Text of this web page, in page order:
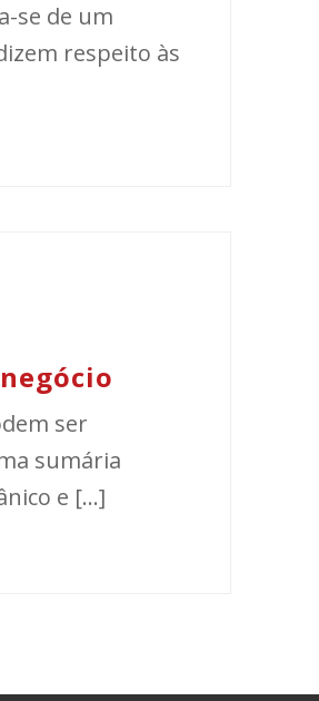
se de um
respeito às
ser
sumária
e [...]